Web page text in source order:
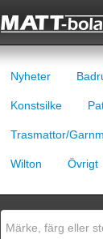
Nyheter
Konstsilke
Trasmattor/
Wilton Övrigt